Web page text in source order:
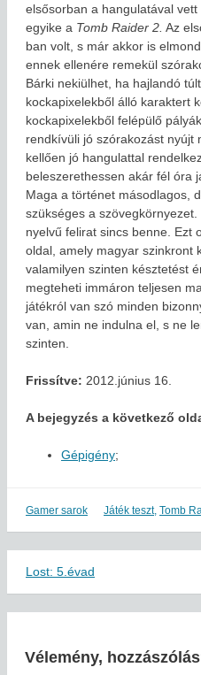
elsősorban a hangulatával
egyike a Tomb Raider 2. Az
ban volt, s már akkor is
ennek ellenére remekül
Bárki nekiülhet, ha hajlandó
kockapixelekből álló karaktert
kockapixelekből felépülő
rendkívüli jó szórakozást nyújt
kellően jó hangulattal
beleszerethessen akár fél óra
Maga a történet másodlagos,
szükséges a
nyelvű felirat sincs benne. Ezt
oldal, amely magyar szinkront
valamilyen szinten késztetést
megteheti immáron teljesen
játékról van szó minden
van, amin ne indulna el, s ne
szinten.
Frissítve: 2012.június 16.
A bejegyzés a következő
Gépigény;
Gamer sarok Játék teszt, Tomb
Bejegyzés
Lost: 5.évad
Vélemény,